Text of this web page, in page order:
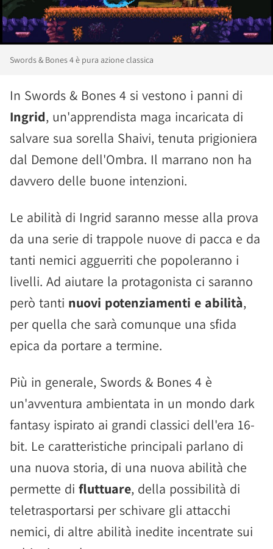
Swords & Bones 4 è pura azione classica
In Swords & Bones 4 si vestono i panni di
Ingrid, un'apprendista maga incaricata di
salvare sua sorella Shaivi, tenuta prigioniera
dal Demone dell'Ombra. Il marrano non ha
davvero delle buone intenzioni.
Le abilità di Ingrid saranno messe alla prova
da una serie di trappole nuove di pacca e da
tanti nemici agguerriti che popoleranno i
livelli. Ad aiutare la protagonista ci saranno
però tanti nuovi potenziamenti e abilità,
per quella che sarà comunque una sfida
epica da portare a termine.
Più in generale, Swords & Bones 4 è
un'avventura ambientata in un mondo dark
fantasy ispirato ai grandi classici dell'era 16-
bit. Le caratteristiche principali parlano di
una nuova storia, di una nuova abilità che
permette di fluttuare, della possibilità di
teletrasportarsi per schivare gli attacchi
nemici, di altre abilità inedite incentrate sui